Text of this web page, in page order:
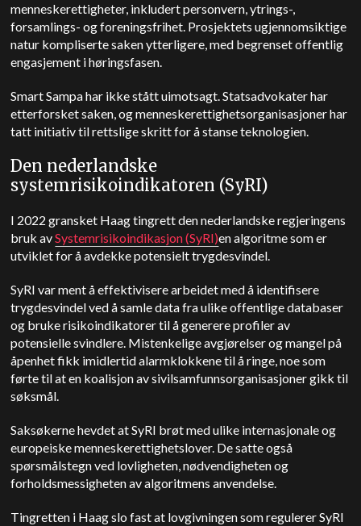
menneskerettigheter, inkludert personvern, ytrings-,
forsamlings- og foreningsfrihet. Prosjektets ugjennomsiktige
natur kompliserte saken ytterligere, med begrenset offentlig
engasjement i høringsfasen.
Smart Sampa har ikke stått uimotsagt. Statsadvokater har
etterforsket saken, og menneskerettighetsorganisasjoner har
tatt initiativ til rettslige skritt for å stanse teknologien.
Den nederlandske
systemrisikoindikatoren (SyRI)
I 2022 gransket Haag tingrett den nederlandske regjeringens
bruk avSystemrisikoindikasjon (SyRI)en algoritme som er
utviklet for å avdekke potensielt trygdesvindel.
SyRI var ment å effektivisere arbeidet med å identifisere
trygdesvindel ved å samle data fra ulike offentlige databaser
og bruke risikoindikatorer til å generere profiler av
potensielle svindlere. Mistenkelige avgjørelser og mangel på
åpenhet fikk imidlertid alarmklokkene til å ringe, noe som
førte til at en koalisjon av sivilsamfunnsorganisasjoner gikk til
søksmål.
Saksøkerne hevdet at SyRI brøt med ulike internasjonale og
europeiske menneskerettighetslover. De satte også
spørsmålstegn ved lovligheten, nødvendigheten og
forholdsmessigheten av algoritmens anvendelse.
Tingretten i Haag slo fast at lovgivningen som regulerer SyRI